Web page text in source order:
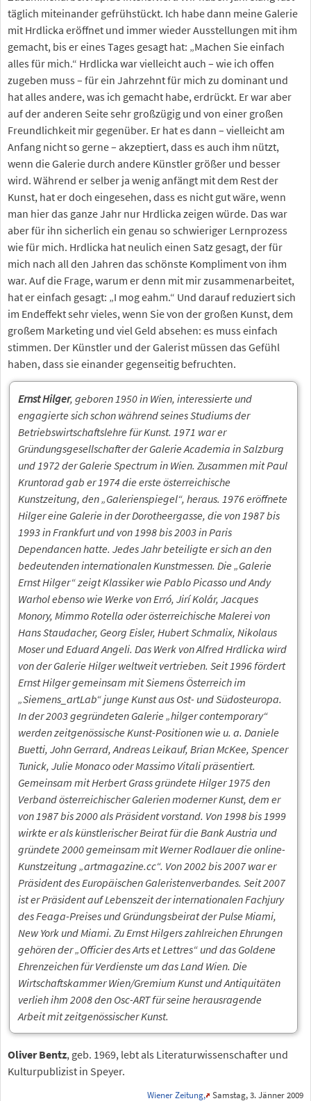
täglich miteinander gefrühstückt. Ich habe dann meine Galerie
mit Hrdlicka eröffnet und immer wieder Ausstellungen mit ihm
gemacht, bis er eines Tages gesagt hat: „Machen Sie einfach
alles für mich.“ Hrdlicka war vielleicht auch – wie ich offen
zugeben muss – für ein Jahrzehnt für mich zu dominant und
hat alles andere, was ich gemacht habe, erdrückt. Er war aber
auf der anderen Seite sehr großzügig und von einer großen
Freundlichkeit mir gegenüber. Er hat es dann – vielleicht am
Anfang nicht so gerne – akzeptiert, dass es auch ihm nützt,
wenn die Galerie durch andere Künstler größer und besser
wird. Während er selber ja wenig anfängt mit dem Rest der
Kunst, hat er doch eingesehen, dass es nicht gut wäre, wenn
man hier das ganze Jahr nur Hrdlicka zeigen würde. Das war
aber für ihn sicherlich ein genau so schwieriger Lernprozess
wie für mich. Hrdlicka hat neulich einen Satz gesagt, der für
mich nach all den Jahren das schönste Kompliment von ihm
war. Auf die Frage, warum er denn mit mir zusammenarbeitet,
hat er einfach gesagt: „I mog eahm.“ Und darauf reduziert sich
im Endeffekt sehr vieles, wenn Sie von der großen Kunst, dem
großem Marketing und viel Geld absehen: es muss einfach
stimmen. Der Künstler und der Galerist müssen das Gefühl
haben, dass sie einander gegenseitig befruchten.
Ernst Hilger, geboren 1950 in Wien, interessierte und
engagierte sich schon während seines Studiums der
Betriebswirtschaftslehre für Kunst. 1971 war er
Gründungsgesellschafter der Galerie Academia in Salzburg
und 1972 der Galerie Spectrum in Wien. Zusammen mit Paul
Kruntorad gab er 1974 die erste österreichische
Kunstzeitung, den „Galerienspiegel“, heraus. 1976 eröffnete
Hilger eine Galerie in der Dorotheergasse, die von 1987 bis
1993 in Frankfurt und von 1998 bis 2003 in Paris
Dependancen hatte. Jedes Jahr beteiligte er sich an den
bedeutenden internationalen Kunstmessen. Die „Galerie
Ernst Hilger“ zeigt Klassiker wie Pablo Picasso und Andy
Warhol ebenso wie Werke von Erró, Jirí Kolár, Jacques
Monory, Mimmo Rotella oder österreichische Malerei von
Hans Staudacher, Georg Eisler, Hubert Schmalix, Nikolaus
Moser und Eduard Angeli. Das Werk von Alfred Hrdlicka wird
von der Galerie Hilger weltweit vertrieben. Seit 1996 fördert
Ernst Hilger gemeinsam mit Siemens Österreich im
„Siemens_artLab“ junge Kunst aus Ost- und Südosteuropa.
In der 2003 gegründeten Galerie „hilger contemporary“
werden zeitgenössische Kunst-Positionen wie u. a. Daniele
Buetti, John Gerrard, Andreas Leikauf, Brian McKee, Spencer
Tunick, Julie Monaco oder Massimo Vitali präsentiert.
Gemeinsam mit Herbert Grass gründete Hilger 1975 den
Verband österreichischer Galerien moderner Kunst, dem er
von 1987 bis 2000 als Präsident vorstand. Von 1998 bis 1999
wirkte er als künstlerischer Beirat für die Bank Austria und
gründete 2000 gemeinsam mit Werner Rodlauer die online-
Kunstzeitung „artmagazine.cc“. Von 2002 bis 2007 war er
Präsident des Europäischen Galeristenverbandes. Seit 2007
ist er Präsident auf Lebenszeit der internationalen Fachjury
des Feaga-Preises und Gründungsbeirat der Pulse Miami,
New York und Miami. Zu Ernst Hilgers zahlreichen Ehrungen
gehören der „Officier des Arts et Lettres“ und das Goldene
Ehrenzeichen für Verdienste um das Land Wien. Die
Wirtschaftskammer Wien/Gremium Kunst und Antiquitäten
verlieh ihm 2008 den Osc-ART für seine herausragende
Arbeit mit zeitgenössischer Kunst.
Oliver Bentz, geb. 1969, lebt als Literaturwissenschafter und
Kulturpublizist in Speyer.
Wiener Zeitung, Samstag, 3. Jänner 2009